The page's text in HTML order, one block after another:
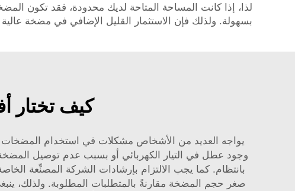
لذا، إذا كانت المساحة المتاحة لديك محدودة، فقد تكون
بسهولة. ولذلك فإن الاستثمار القليل الإضافي في مضخة
كيف تختار
يواجه العديد من الأشخاص مشكلات في استخدام المضخات
وجود عطل في التيار الكهربائي أو بسبب عدم توصيل
بانتظام. كما يجب الالتزام بإرشادات الشركة المصنِّعة
صغر حجم المضخة مقارنةً بالمتطلبات المطلوبة. ولذلك،